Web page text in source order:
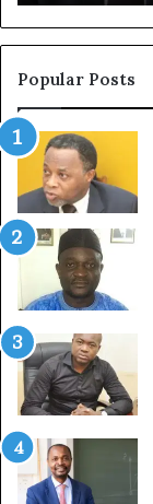
de
la
croissance
sous
discipline
Popular Posts